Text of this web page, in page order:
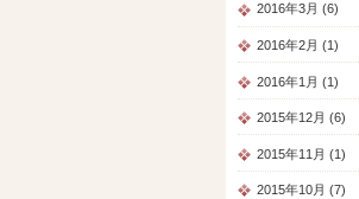
2016年3月 (6)
2016年2月 (1)
2016年1月 (1)
2015年12月 (6)
2015年11月 (1)
2015年10月 (7)